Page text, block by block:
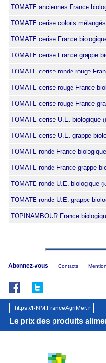
TOMATE anciennes France
TOMATE cerise coloris
TOMATE cerise France
TOMATE cerise France grappe
TOMATE cerise ronde rouge
TOMATE cerise rouge France
TOMATE cerise rouge France
TOMATE cerise U.E. biologique
TOMATE cerise U.E. grappe
TOMATE ronde France biologique
TOMATE ronde France grappe
TOMATE ronde U.E. biologique
TOMATE ronde U.E. grappe
TOPINAMBOUR France
Abonnez-vous Contacts
https://RNM.FranceAgriMer.fr
Le prix des produits